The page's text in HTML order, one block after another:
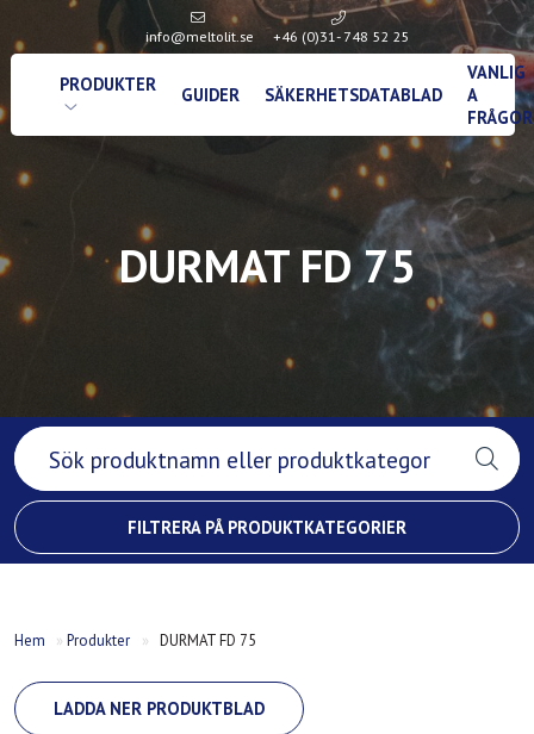
info@meltolit.se +46 (0)31- 748 52 25
PRODUKTER GUIDER SÄKERHETSDATABLAD
VANLIG
A
FRÅGOR
DURMAT FD 75
FILTRERA PÅ PRODUKTKATEGORIER
Hem »Produkter » DURMAT FD 75
LADDA NER PRODUKTBLAD